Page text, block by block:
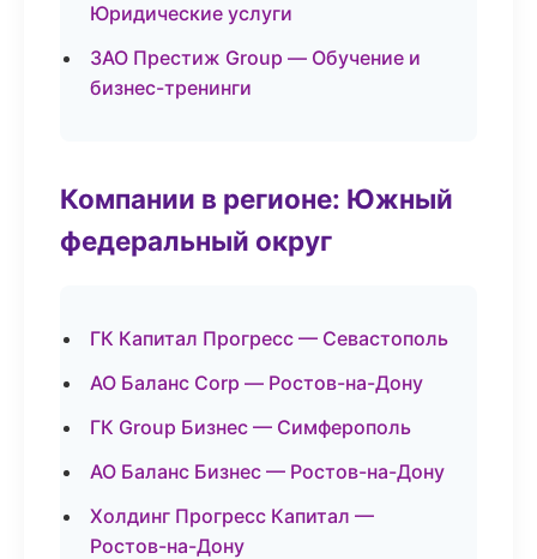
Юридические услуги
ЗАО Престиж Group — Обучение и
бизнес-тренинги
Компании в регионе: Южный
федеральный округ
ГК Капитал Прогресс — Севастополь
АО Баланс Corp — Ростов-на-Дону
ГК Group Бизнес — Симферополь
АО Баланс Бизнес — Ростов-на-Дону
Холдинг Прогресс Капитал —
Ростов-на-Дону